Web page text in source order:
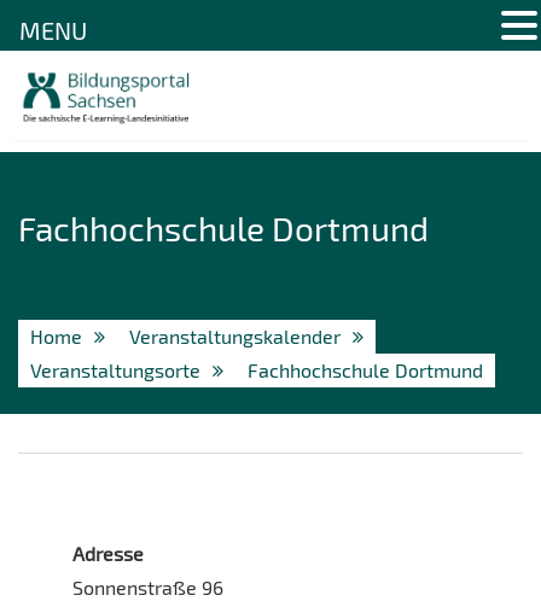
Fachhochschule Dortmund
Home
Veranstaltungskalender
Veranstaltungsorte
Fachhochschule Dortmund
Adresse
Sonnenstraße 96
MENU